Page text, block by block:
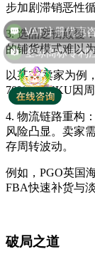
步加剧滞销恶性循
3. 选品逻辑颠覆
的铺货模式难以
以某3C卖家为例
70%长尾SKU因
4. 物流链路重构
风险凸显。卖家
存周转波动。
例如，PGO英国
FBA快速补货与
破局之道
VAT注册优惠
全球商标专利